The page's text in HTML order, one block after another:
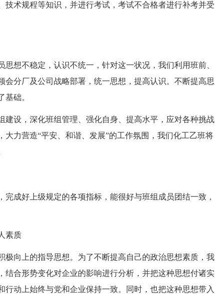
技术规程等知识，并进行考试，考试不合格者进行补考并受
想不稳定，认识不统一，针对这一状况，我们利用班前、
会分厂及公司战略部署，统一思想，提高认识。不断提高思
础。
建设，深化班组管理、强化自身、提高水平，应对各种挑战
力营造“平安、和谐、发展”的工作氛围，我们化工乙班将
成好上级规定的各项指标，能很好与班组成员团结一致，
素质
极向上的指导思想。为了不断提高自己的政治思想素质，我
结合形势变化对企业的影响进行分析，并把这种思想付诸实
行动上始终与党和企业保持一致。同时，也把这种思想带入